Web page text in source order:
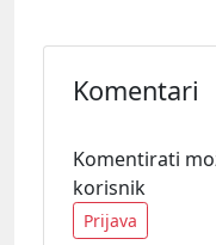
Komentari
Komentirati
korisnik
Prijava